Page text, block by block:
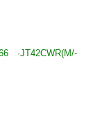
·JT42CWR(M/-